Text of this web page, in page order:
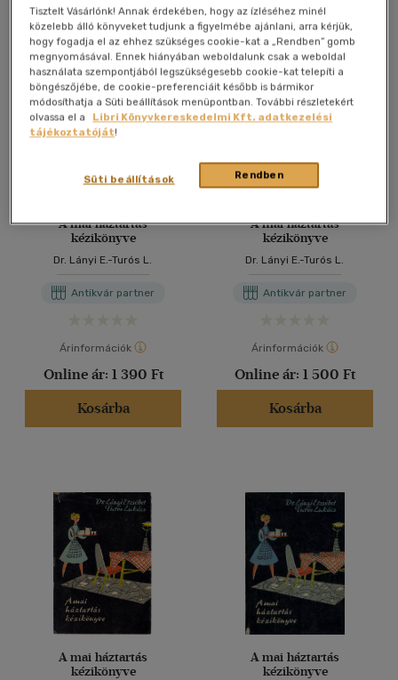
Antikvár könyv (6db)
A mai háztartás
kézikönyve
Dr. Lányi E.-Turós L.
Antikvár partner
Árinformációk
Online ár: 1 390 Ft
Kosárba
A mai háztartás
kézikönyve
Dr. Lányi E.-Turós L.
Antikvár partner
Árinformációk
Online ár: 1 500 Ft
Kosárba
A mai háztartás
kézikönyve
A mai háztartás
kézikönyve
Tisztelt Vásárlónk! Annak érdekében, hogy az ízléséhez minél
közelebb álló könyveket tudjunk a figyelmébe ajánlani, arra kérjük,
hogy fogadja el az ehhez szükséges cookie-kat a „Rendben” gomb
megnyomásával. Ennek hiányában weboldalunk csak a weboldal
használata szempontjából legszükségesebb cookie-kat telepíti a
böngészőjébe, de cookie-preferenciáit később is bármikor
módosíthatja a Süti beállítások menüpontban. További részletekért
olvassa el a
Libri Könyvkereskedelmi Kft. adatkezelési
tájékoztatóját!
Rendben
Süti beállítások